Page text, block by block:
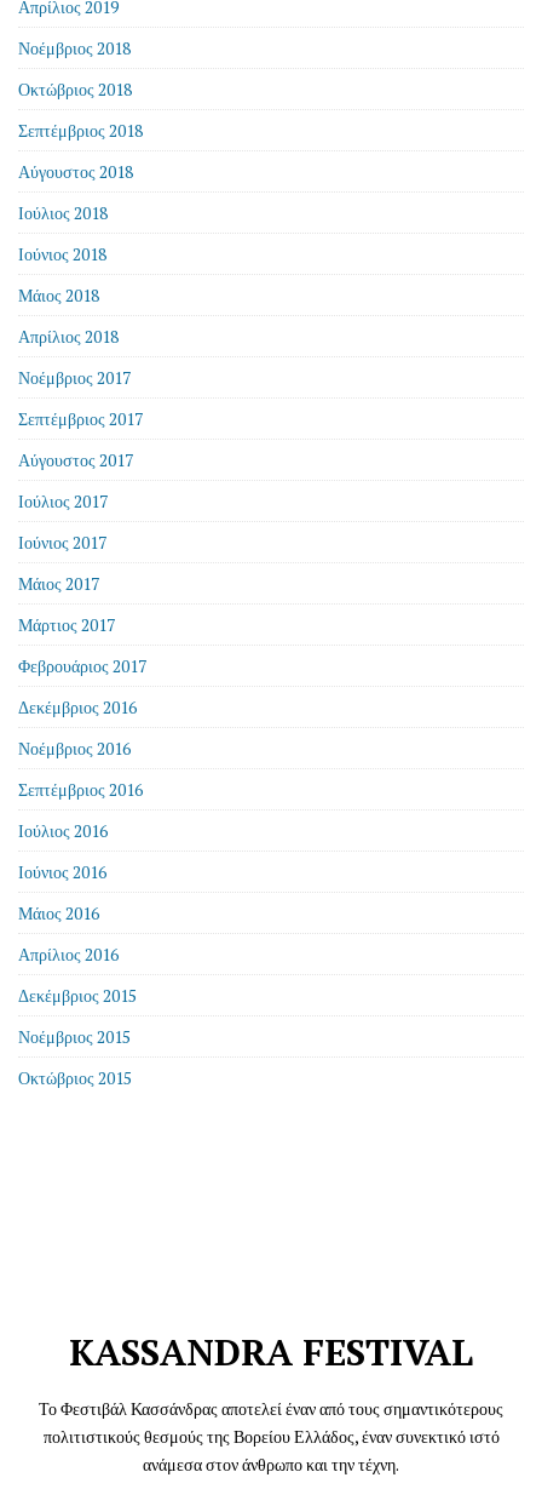
Απρίλιος 2019
Νοέμβριος 2018
Οκτώβριος 2018
Σεπτέμβριος 2018
Αύγουστος 2018
Ιούλιος 2018
Ιούνιος 2018
Μάιος 2018
Απρίλιος 2018
Νοέμβριος 2017
Σεπτέμβριος 2017
Αύγουστος 2017
Ιούλιος 2017
Ιούνιος 2017
Μάιος 2017
Μάρτιος 2017
Φεβρουάριος 2017
Δεκέμβριος 2016
Νοέμβριος 2016
Σεπτέμβριος 2016
Ιούλιος 2016
Ιούνιος 2016
Μάιος 2016
Απρίλιος 2016
Δεκέμβριος 2015
Νοέμβριος 2015
Οκτώβριος 2015
KASSANDRA FESTIVAL
Το Φεστιβάλ Κασσάνδρας αποτελεί έναν από τους σημαντικότερους
πολιτιστικούς θεσμούς της Βορείου Ελλάδος, έναν συνεκτικό ιστό
ανάμεσα στον άνθρωπο και την τέχνη.